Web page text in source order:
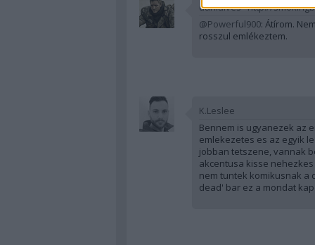
danialves·http://
@Powerful900: Átírom.
rosszul emlékeztem.
K.Leslee
Bennem is ugyanezek az
emlekezetes es az egyik
jobban tetszene, vannak
akcentusa kisse
nem tuntek komikusnak a
dead' bar ez a mondat